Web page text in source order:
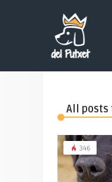
All posts
346